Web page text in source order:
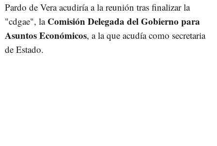
Pardo de Vera acudiría a la reunión tras finalizar la
"cdgae", la Comisión Delegada del Gobierno para
Asuntos Económicos, a la que acudía como secretaria
de Estado.